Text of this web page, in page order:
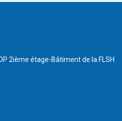
2ième étage-Bâtiment de la FLSH